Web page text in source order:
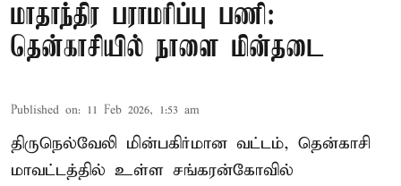
மாதாந்திர பராமரிப்பு பணி:
தென்காசியில் நாளை மின்தடை
Published on: 11 Feb 2026, 1:53 am
திருநெல்வேலி மின்பகிர்மான வட்டம், தென்காசி
மாவட்டத்தில் உள்ள சங்கரன்கோவில்